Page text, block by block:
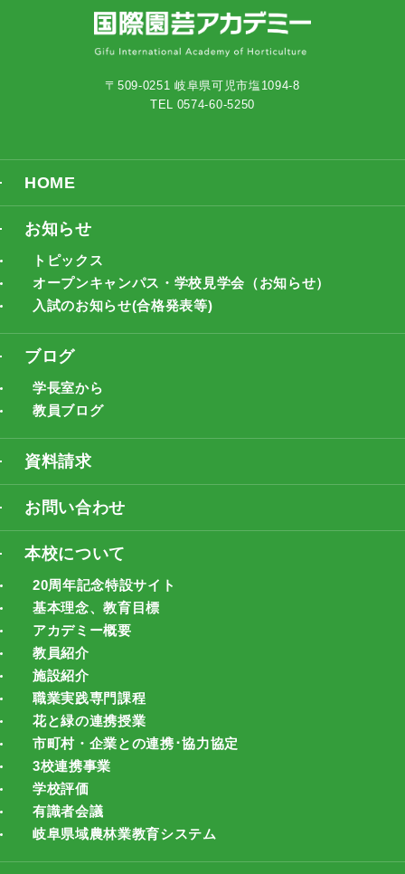
〒509-0251 岐阜県可児市塩1094-8
TEL 0574-60-5250
HOME
お知らせ
トピックス
オープンキャンパス・学校見学会（お知らせ）
入試のお知らせ(合格発表等)
ブログ
学長室から
教員ブログ
資料請求
お問い合わせ
本校について
20周年記念特設サイト
基本理念、教育目標
アカデミー概要
教員紹介
施設紹介
職業実践専門課程
花と緑の連携授業
市町村・企業との連携･協力協定
3校連携事業
学校評価
有識者会議
岐阜県域農林業教育システム